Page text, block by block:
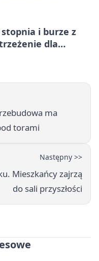
i burze z
dla
ma
torami
Następny >>
Mieszkańcy zajrzą
do sali przyszłości